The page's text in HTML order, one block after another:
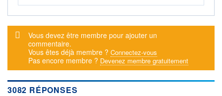
3 698 M€ 06.08.26 / 18:05:02
Message d'alerte
Vous devez être membre pour ajouter un
commentaire.
Vous êtes déjà membre ? Connectez-vous
Pas encore membre ? Devenez membre gratuitement
3082 RÉPONSES